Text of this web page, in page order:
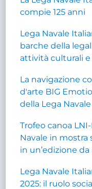
compie 125 anni
Lega Navale
barche della
attività culturali
La navigazione
d'arte BIG
della Lega
Trofeo canoa
Navale in mostra
in un’edizione
Lega Navale
2025: il ruolo